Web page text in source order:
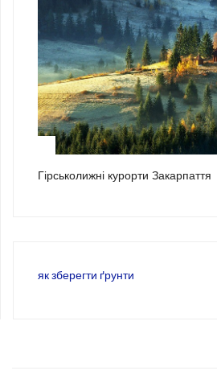
Гірськолижні курорти Закарпаття
як зберегти ґрунти